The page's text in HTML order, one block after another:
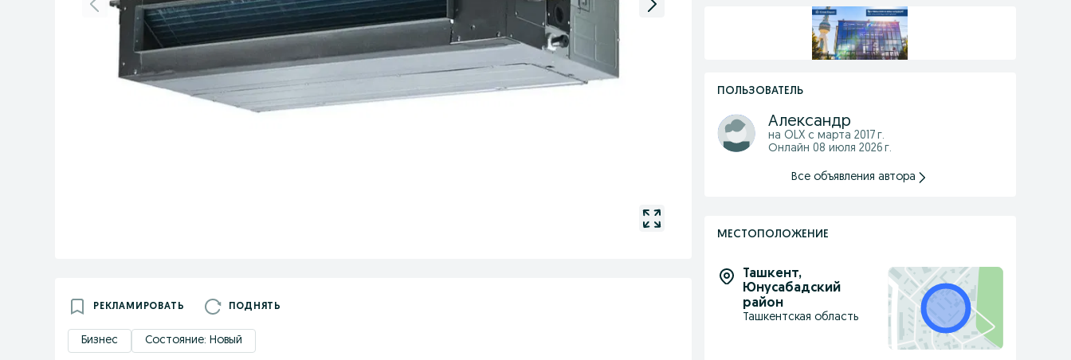
РЕКЛАМИРОВАТЬ ПОДНЯТЬ
Бизнес Состояние: Новый
ПОЛЬЗОВАТЕЛЬ
Александр
на OLX с марта 2017 г.
Онлайн 08 июля 2026 г.
Все объявления автора
МЕСТОПОЛОЖЕНИЕ
Ташкент,
Юнусабадский
район
Ташкентская область